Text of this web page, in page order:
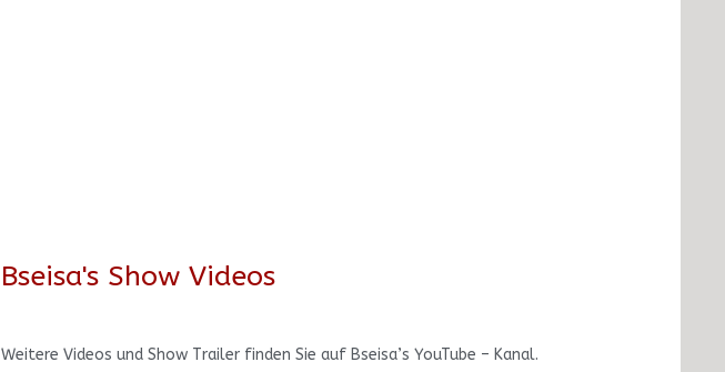
Bseisa's Show Videos
Weitere Videos und Show Trailer finden Sie auf Bseisa’s YouTube – Kanal.